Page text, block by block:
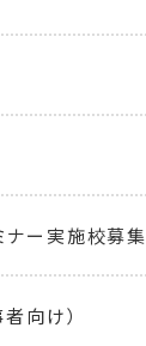
ナー実施校募
向け）